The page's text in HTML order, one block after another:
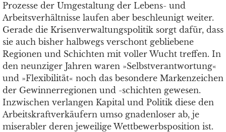
Prozesse der Umgestaltung der Lebens- und
Arbeitsverhältnisse laufen aber beschleunigt weiter.
Gerade die Krisenverwaltungspolitik sorgt dafür, dass
sie auch bisher halbwegs verschont gebliebene
Regionen und Schichten mit voller Wucht treffen. In
den neunziger Jahren waren »Selbstverantwortung«
und »Flexibilität« noch das besondere Markenzeichen
der Gewinnerregionen und -schichten gewesen.
Inzwischen verlangen Kapital und Politik diese den
Arbeitskraftverkäufern umso gnadenloser ab, je
miserabler deren jeweilige Wettbewerbsposition ist.